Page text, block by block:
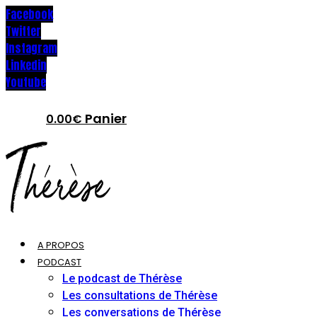
Facebook
Twitter
Instagram
Linkedin
Youtube
0.00€ Panier
A PROPOS
PODCAST
Le podcast de Thérèse
Les consultations de Thérèse
Les conversations de Thérèse